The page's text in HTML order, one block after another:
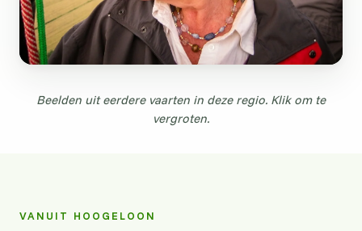
Beelden uit eerdere vaarten in deze regio. Klik om te
vergroten.
VANUIT HOOGELOON